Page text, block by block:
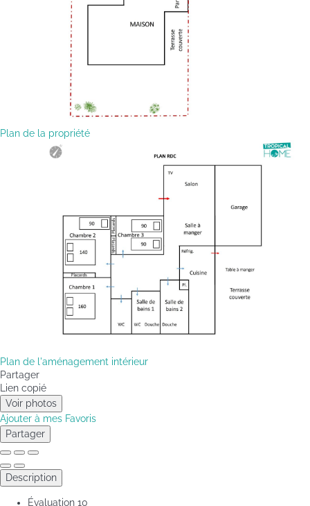
Plan de la propriété
Plan de l'aménagement intérieur
Partager
Lien copié
Voir photos
Ajouter à mes Favoris
Partager
Description
Évaluation 10